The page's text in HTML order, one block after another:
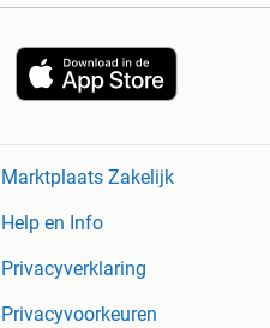
Marktplaats Zakelijk
Help en Info
Privacyverklaring
Privacyvoorkeuren